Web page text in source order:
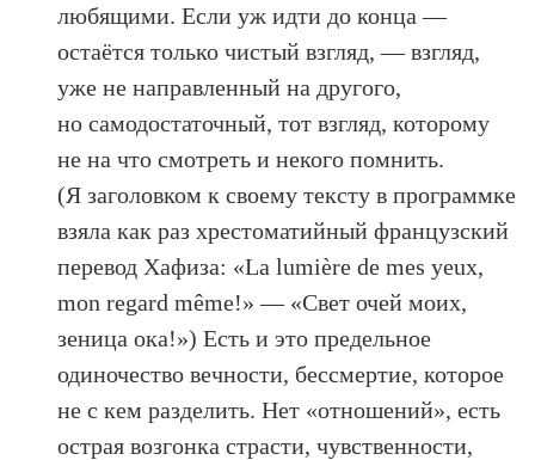
любящими. Если уж идти до конца —
остаётся только чистый взгляд, — взгляд,
уже не направленный на другого,
но самодостаточный, тот взгляд, которому
не на что смотреть и некого помнить.
(Я заголовком к своему тексту в программке
взяла как раз хрестоматийный французский
перевод Хафиза: «La lumière de mes yeux,
mon regard même!» — «Свет очей моих,
зеница ока!») Есть и это предельное
одиночество вечности, бессмертие, которое
не с кем разделить. Нет «отношений», есть
острая возгонка страсти, чувственности,